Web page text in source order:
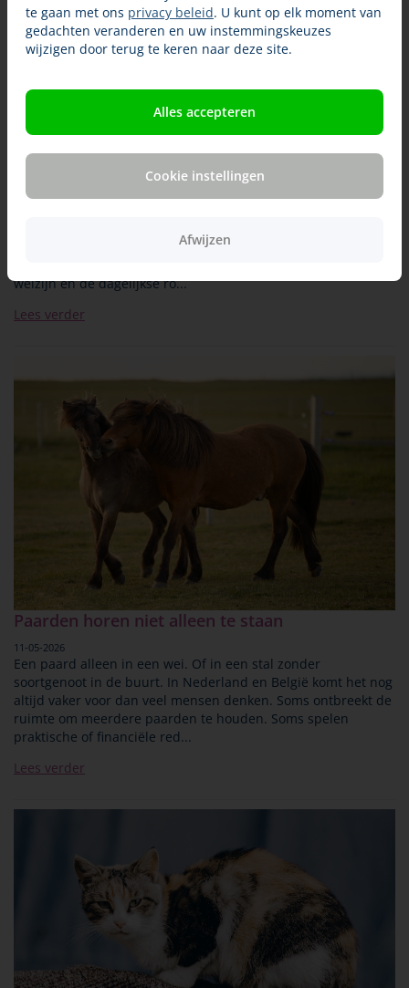
13-05-2026
I&O, uitgevoerd in opdracht van Dibevo en NVG, blijkt dat
welzijn en de dagelijkse ro...
Lees verder
Paarden horen niet alleen te staan
11-05-2026
Een paard alleen in een wei. Of in een stal zonder
soortgenoot in de buurt. In Nederland en België komt het nog
altijd vaker voor dan veel mensen denken. Soms ontbreekt de
ruimte om meerdere paarden te houden. Soms spelen
praktische of financiële red...
Lees verder
te gaan met ons privacy beleid. U kunt op elk moment van
gedachten veranderen en uw instemmingskeuzes
wijzigen door terug te keren naar deze site.
Alles accepteren
Cookie instellingen
Afwijzen